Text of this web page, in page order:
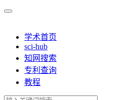
学术首页
sci-hub
知网搜索
专利查询
教程